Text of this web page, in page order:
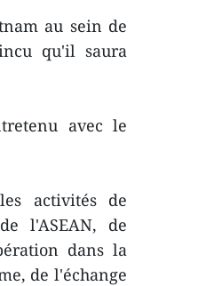
au sein de
qu'il saura
avec le
activités de
l'ASEAN, de
dans la
de l'échange